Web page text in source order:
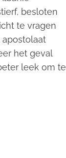
besloten
te vragen
het geval
leek om te